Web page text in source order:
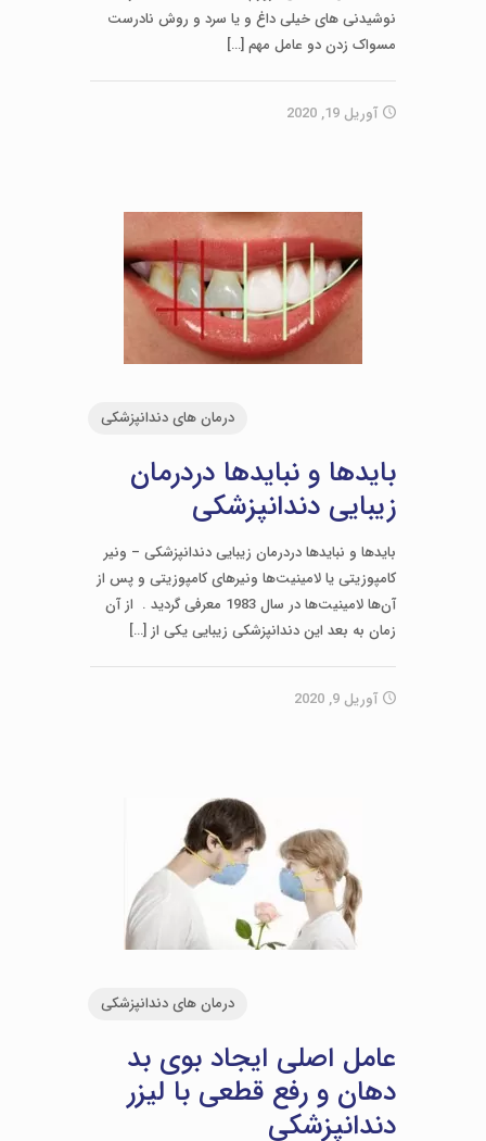
نوشیدنی های خیلی داغ و یا سرد و روش نادرست
مسواک زدن دو عامل مهم[…]
آوریل 19, 2020
درمان های دندانپزشکی
بایدها و نبایدها دردرمان
زیبایی دندانپزشکی
بایدها و نبایدها دردرمان زیبایی دندانپزشکی – ونیر
کامپوزیتی یا لامینیت‌ها ونیرهای کامپوزیتی و پس از
آن‌ها لامینیت‌ها در سال 1983 معرفی گردید . از آن
زمان به بعد این دندانپزشکی زیبایی یکی از[…]
آوریل 9, 2020
درمان های دندانپزشکی
عامل اصلی ایجاد بوی بد
دهان و رفع قطعی با لیزر
دندانپزشکی